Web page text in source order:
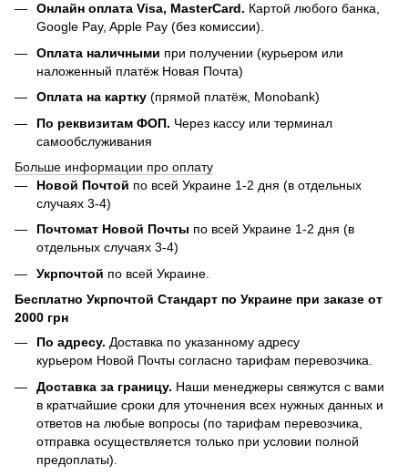
Онлайн оплата Visa, MasterCard. Картой любого банка,
Google Pay, Apple Pay (без комиссии).
Оплата наличными при получении (курьером или
наложенный платёж Новая Почта)
Оплата на картку (прямой платёж, Monobank)
По реквизитам ФОП. Через кассу или терминал
самообслуживания
Больше информации про оплату
Новой Почтой по всей Украине 1-2 дня (в отдельных
случаях 3-4)
Почтомат Новой Почты по всей Украине 1-2 дня (в
отдельных случаях 3-4)
Укрпочтой по всей Украине.
Бесплатно Укрпочтой Стандарт по Украине при заказе от
2000 грн
По адресу. Доставка по указанному адресу
курьером Новой Почты согласно тарифам перевозчика.
Доставка за границу. Наши менеджеры свяжутся с вами
в кратчайшие сроки для уточнения всех нужных данных и
ответов на любые вопросы (по тарифам перевозчика,
отправка осуществляется только при условии полной
предоплаты).